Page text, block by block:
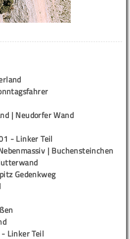
| Neudorfer Wand
- Linker Teil
| Buchensteinchen
Gedenkweg
Linker Teil